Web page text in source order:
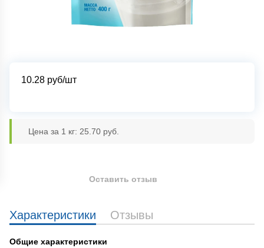
10.28 руб/шт
Цена за 1 кг: 25.70 руб.
Характеристики Отзывы
Общие характеристики
Оставить отзыв